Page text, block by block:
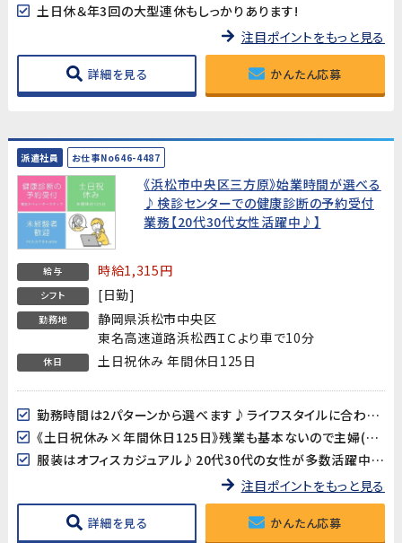
土日休＆年3回の大型連休もしっかりあります!
注目ポイントをもっと見る
詳細を見る かんたん応募
派遣社員 お仕事No646-4487
《浜松市中央区三方原》始業時間が選べる
♪検診センターでの健康診断の予約受付
業務【20代30代女性活躍中♪】
給与 時給1,315円
シフト [日勤]
勤務地
静岡県浜松市中央区
東名高速道路浜松西ＩＣより車で10分
休日 土日祝休み 年間休日125日
勤務時間は2パターンから選べます♪ライフスタイルに合わせてご相談ください！
《土日祝休み×年間休日125日》残業も基本ないので主婦(夫)の方も働きやすい♪
服装はオフィスカジュアル♪20代30代の女性が多数活躍中です!
注目ポイントをもっと見る
詳細を見る かんたん応募